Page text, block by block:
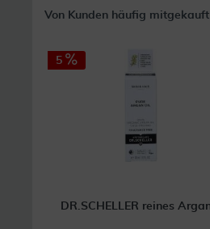
Von Kunden häufig mitgekauft
5
DR.SCHELLER reines